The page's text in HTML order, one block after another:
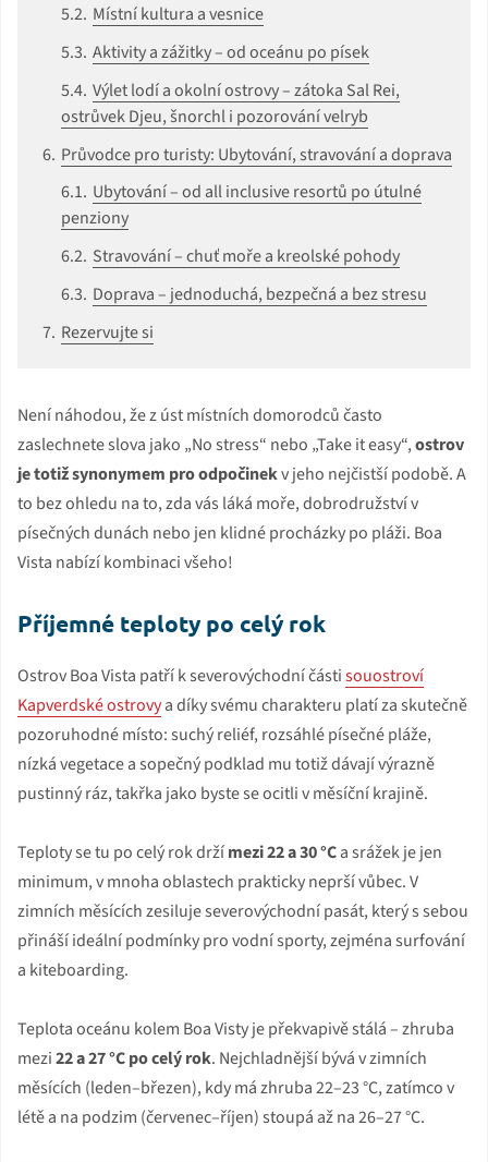
Místní kultura a vesnice
Aktivity a zážitky – od oceánu po písek
Výlet lodí a okolní ostrovy – zátoka Sal Rei,
ostrůvek Djeu, šnorchl i pozorování velryb
Průvodce pro turisty: Ubytování, stravování a doprava
Ubytování – od all inclusive resortů po útulné
penziony
Stravování – chuť moře a kreolské pohody
Doprava – jednoduchá, bezpečná a bez stresu
Rezervujte si
Není náhodou, že z úst místních domorodců často
zaslechnete slova jako „No stress“ nebo „Take it easy“,ostrov
je totiž synonymem pro odpočinekv jeho nejčistší podobě. A
to bez ohledu na to, zda vás láká moře, dobrodružství v
písečných dunách nebo jen klidné procházky po pláži. Boa
Vista nabízí kombinaci všeho!
Příjemné teploty po celý rok
Ostrov Boa Vista patří k severovýchodní částisouostroví
Kapverdské ostrovya díky svému charakteru platí za skutečně
pozoruhodné místo: suchý reliéf, rozsáhlé písečné pláže,
nízká vegetace a sopečný podklad mu totiž dávají výrazně
pustinný ráz, takřka jako byste se ocitli v měsíční krajině.
Teploty se tu po celý rok držímezi 22 a 30 °Ca srážek je jen
minimum, v mnoha oblastech prakticky neprší vůbec. V
zimních měsících zesiluje severovýchodní pasát, který s sebou
přináší ideální podmínky pro vodní sporty, zejména surfování
a kiteboarding.
Teplota oceánu kolem Boa Visty je překvapivě stálá – zhruba
mezi22 a 27 °C po celý rok. Nejchladnější bývá v zimních
měsících (leden–březen), kdy má zhruba 22–23 °C, zatímco v
létě a na podzim (červenec–říjen) stoupá až na 26–27 °C.